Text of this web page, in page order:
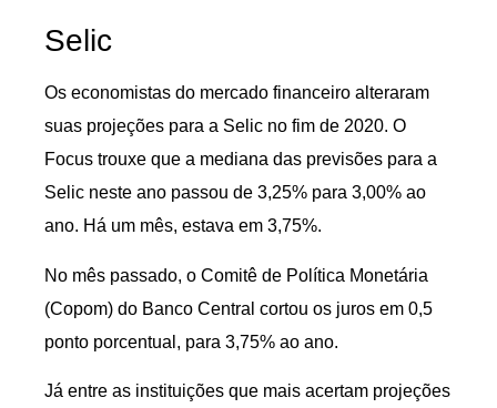
Selic
Os economistas do mercado financeiro alteraram
suas projeções para a Selic no fim de 2020. O
Focus trouxe que a mediana das previsões para a
Selic neste ano passou de 3,25% para 3,00% ao
ano. Há um mês, estava em 3,75%.
No mês passado, o Comitê de Política Monetária
(Copom) do Banco Central cortou os juros em 0,5
ponto porcentual, para 3,75% ao ano.
Já entre as instituições que mais acertam projeções